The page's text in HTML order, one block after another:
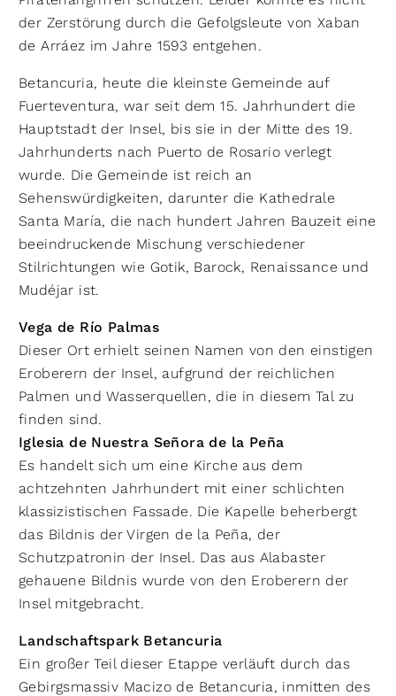
der Zerstörung durch die Gefolgsleute von Xaban
de Arráez im Jahre 1593 entgehen.
Betancuria, heute die kleinste Gemeinde auf
Fuerteventura, war seit dem 15. Jahrhundert die
Hauptstadt der Insel, bis sie in der Mitte des 19.
Jahrhunderts nach Puerto de Rosario verlegt
wurde. Die Gemeinde ist reich an
Sehenswürdigkeiten, darunter die Kathedrale
Santa María, die nach hundert Jahren Bauzeit eine
beeindruckende Mischung verschiedener
Stilrichtungen wie Gotik, Barock, Renaissance und
Mudéjar ist.
Vega de Río Palmas
Dieser Ort erhielt seinen Namen von den einstigen
Eroberern der Insel, aufgrund der reichlichen
Palmen und Wasserquellen, die in diesem Tal zu
finden sind.
Iglesia de Nuestra Señora de la Peña
Es handelt sich um eine Kirche aus dem
achtzehnten Jahrhundert mit einer schlichten
klassizistischen Fassade. Die Kapelle beherbergt
das Bildnis der Virgen de la Peña, der
Schutzpatronin der Insel. Das aus Alabaster
gehauene Bildnis wurde von den Eroberern der
Insel mitgebracht.
Landschaftspark Betancuria
Ein großer Teil dieser Etappe verläuft durch das
Gebirgsmassiv Macizo de Betancuria, inmitten des